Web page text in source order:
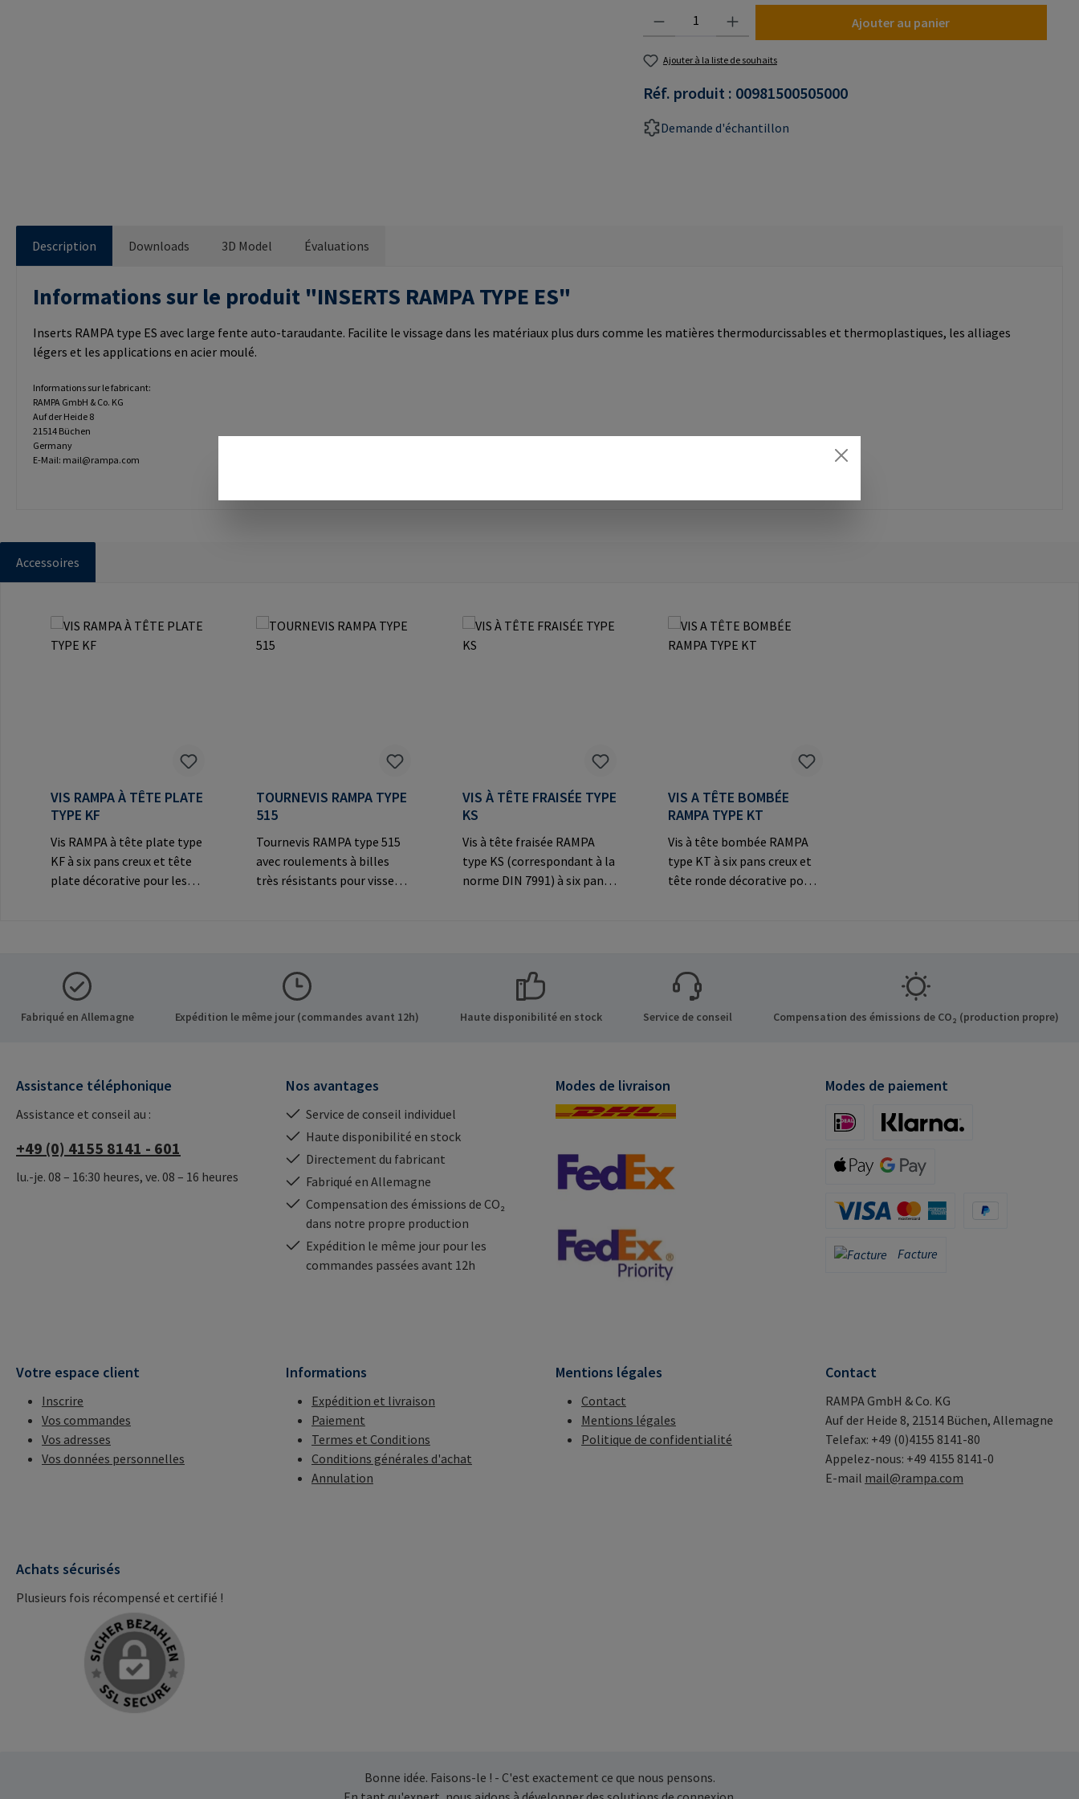
Ajouter au panier
Ajouter à la liste de souhaits
Réf. produit : 00981500505000
Demande d'échantillon
Description Downloads 3D Model Évaluations
Informations sur le produit "INSERTS RAMPA TYPE ES"
Inserts RAMPA type ES avec large fente auto-taraudante. Facilite le vissage dans les matériaux plus durs comme les matières thermodurcissables et thermoplastiques, les alliages
légers et les applications en acier moulé.
Informations sur le fabricant:
RAMPA GmbH & Co. KG
Auf der Heide 8
21514 Büchen
Germany
E-Mail: mail@rampa.com
Accessoires
VIS RAMPA À TÊTE PLATE
TYPE KF
Vis RAMPA à tête plate type
KF à six pans creux et tête
plate décorative pour les
Büchen Germany E-Mail:
mail@rampa.com
TOURNEVIS RAMPA TYPE
515
Tournevis RAMPA type 515
avec roulements à billes
très résistants pour visser
RAMPA.Informations sur le
fabricant: RAMPA GmbH &
Co. KG Auf der Heide 8 21514
VIS À TÊTE FRAISÉE TYPE
KS
Vis à tête fraisée RAMPA
type KS (correspondant à la
norme DIN 7991) à six pans
fabricant: RAMPA GmbH &
Co. KG Auf der Heide 8 21514
Büchen Germany E-Mail:
VIS A TÊTE BOMBÉE
RAMPA TYPE KT
Vis à tête bombée RAMPA
type KT à six pans creux et
tête ronde décorative pour
Büchen Germany E-Mail:
mail@rampa.com
Fabriqué en Allemagne Expédition le même jour (commandes avant 12h) Haute disponibilité en stock Service de conseil Compensation des émissions de CO₂ (production propre)
Assistance téléphonique
Assistance et conseil au :
+49 (0) 4155 8141 - 601
lu.-je. 08 – 16:30 heures, ve. 08 – 16 heures
Nos avantages
Service de conseil individuel
Haute disponibilité en stock
Directement du fabricant
Fabriqué en Allemagne
Compensation des émissions de CO₂
dans notre propre production
Expédition le même jour pour les
commandes passées avant 12h
Modes de livraison Modes de paiement
Facture
Facture
Votre espace client
Inscrire
Vos commandes
Vos adresses
Vos données personnelles
Informations
Expédition et livraison
Paiement
Termes et Conditions
Conditions générales d'achat
Annulation
Mentions légales
Contact
Mentions légales
Politique de confidentialité
Contact
RAMPA GmbH & Co. KG
Auf der Heide 8, 21514 Büchen, Allemagne
Telefax: +49 (0)4155 8141-80
Appelez-nous: +49 4155 8141-0
E-mail mail@rampa.com
Achats sécurisés
Plusieurs fois récompensé et certifié !
Bonne idée. Faisons-le ! - C'est exactement ce que nous pensons.